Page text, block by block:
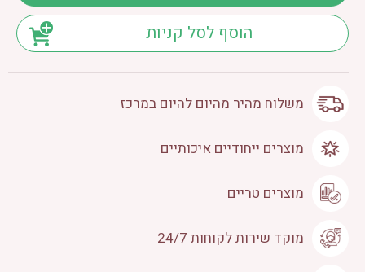
הוסף לסל קניות
משלוח מהיר מהיום להיום במרכז
מוצרים ייחודיים איכותיים
מוצרים טריים
מוקד שירות לקוחות 24/7